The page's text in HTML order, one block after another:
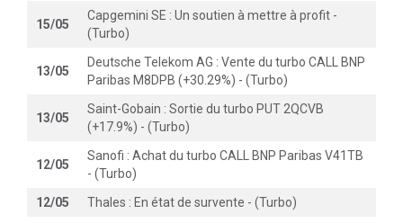
15/05
Capgemini SE : Un soutien à mettre à profit -
(Turbo)
13/05
Deutsche Telekom AG : Vente du turbo CALL BNP
Paribas M8DPB (+30.29%) - (Turbo)
13/05
Saint-Gobain : Sortie du turbo PUT 2QCVB
(+17.9%) - (Turbo)
12/05
Sanofi : Achat du turbo CALL BNP Paribas V41TB
- (Turbo)
12/05
Thales : En état de survente - (Turbo)